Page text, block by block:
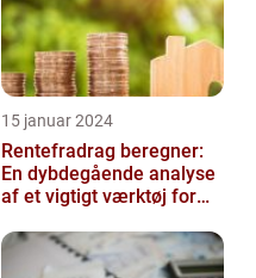
15 januar 2024
Rentefradrag beregner:
En dybdegående analyse
af et vigtigt værktøj for